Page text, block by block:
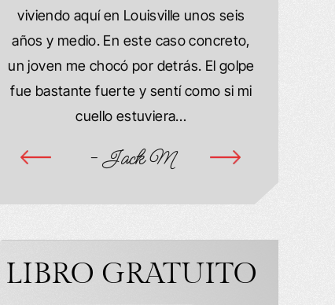
viviendo aquí en Louisville unos seis
años y medio. En este caso concreto,
un joven me chocó por detrás. El golpe
fue bastante fuerte y sentí como si mi
cuello estuviera…
- Jack M
LIBRO GRATUITO